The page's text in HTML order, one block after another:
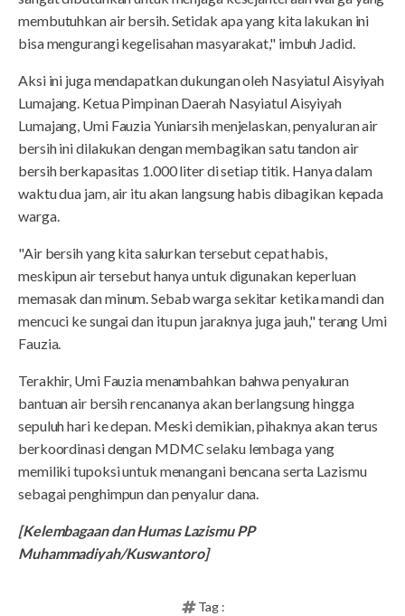
membutuhkan air bersih. Setidak apa yang kita lakukan ini
bisa mengurangi kegelisahan masyarakat," imbuh Jadid.
Aksi ini juga mendapatkan dukungan oleh Nasyiatul Aisyiyah
Lumajang. Ketua Pimpinan Daerah Nasyiatul Aisyiyah
Lumajang, Umi Fauzia Yuniarsih menjelaskan, penyaluran air
bersih ini dilakukan dengan membagikan satu tandon air
bersih berkapasitas 1.000 liter di setiap titik. Hanya dalam
waktu dua jam, air itu akan langsung habis dibagikan kepada
warga.
"Air bersih yang kita salurkan tersebut cepat habis,
meskipun air tersebut hanya untuk digunakan keperluan
memasak dan minum. Sebab warga sekitar ketika mandi dan
mencuci ke sungai dan itu pun jaraknya juga jauh," terang Umi
Fauzia.
Terakhir, Umi Fauzia menambahkan bahwa penyaluran
bantuan air bersih rencananya akan berlangsung hingga
sepuluh hari ke depan. Meski demikian, pihaknya akan terus
berkoordinasi dengan MDMC selaku lembaga yang
memiliki tupoksi untuk menangani bencana serta Lazismu
sebagai penghimpun dan penyalur dana.
[Kelembagaan dan Humas Lazismu PP
Muhammadiyah/Kuswantoro]
Tag :